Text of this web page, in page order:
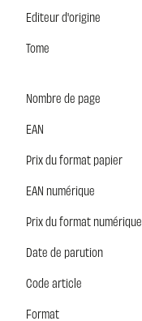
Editeur d'origine
Tome
Nombre de page
EAN
Prix du format papier
EAN numérique
Prix du format numérique
Date de parution
Code article
Format